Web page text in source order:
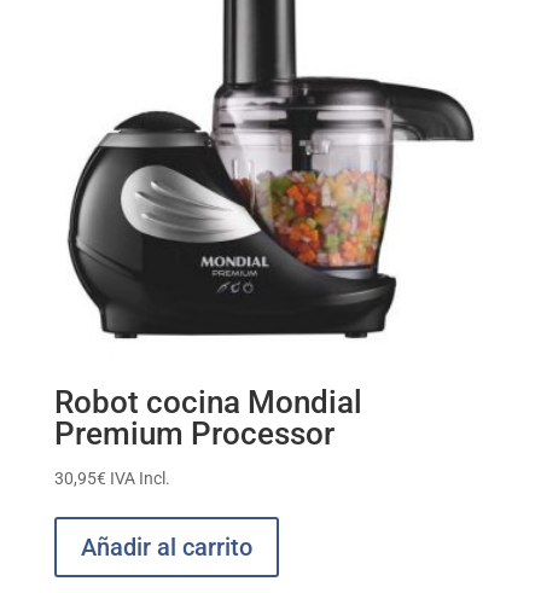
Robot cocina Mondial
Premium Processor
30,95€ IVA Incl.
Añadir al carrito